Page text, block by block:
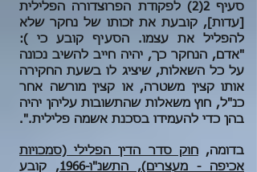
סעיף 2(2) לפקודת הפרוצדורה הפלילית
[עדות], קובעת את זכותו של נחקר שלא
להפליל את עצמו. הסעיף קובע כי ):
"אדם, הנחקר כך, יהיה חייב להשיב נכונה
על כל השאלות, שיציג לו בשעת החקירה
אותו קצין משטרה, או קצין מורשה אחר
כנ"ל, חוץ משאלות שהתשובות עליהן יהיה
בהן כדי להעמידו בסכנת אשמה פלילית.".
בדומה,חוק סדר הדין הפלילי (סמכויות
אכיפה - מעצרים), התשנ"ו-1966
, קובע